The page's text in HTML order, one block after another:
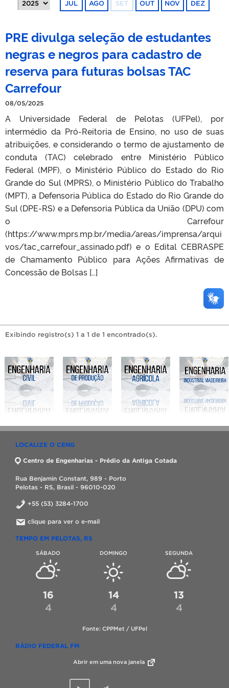
JUL AGO SET OUT NOV DEZ
PRE divulga seleção de estudantes
negras e negros para cadastro de
reserva para futuras bolsas TAC
Carrefour
08/05/2025
A Universidade Federal de Pelotas (UFPel), por
intermédio da Pró-Reitoria de Ensino, no uso de suas
atribuições, e considerando o termo de ajustamento de
conduta (TAC) celebrado entre Ministério Público
Federal (MPF), o Ministério Público do Estado do Rio
Grande do Sul (MPRS), o Ministério Público do Trabalho
(MPT), a Defensoria Pública do Estado do Rio Grande do
Sul (DPE-RS) e a Defensoria Pública da União (DPU) com
o Carrefour
(https://www.mprs.mp.br/media/areas/imprensa/arqui
vos/tac_carrefour_assinado.pdf) e o Edital CEBRASPE
de Chamamento Público para Ações Afirmativas de
Concessão de Bolsas […]
Exibindo registro(s) 1 a 1 de 1 encontrado(s).
LOCALIZE O CENG
Centro de Engenharias - Prédio da Antiga Cotada
Rua Benjamin Constant, 989 - Porto
Pelotas - RS, Brasil - 96010-020
+55 (53) 3284-1700
clique para ver o e-mail
TEMPO EM PELOTAS, RS
SÁBADO
16
4
DOMINGO
14
4
SEGUNDA
13
4
Fonte: CPPMet / UFPel
RÁDIO FEDERAL FM
Abrir em uma nova janela